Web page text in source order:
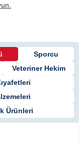
Sporcu
Veteriner Hekim
Ürünleri